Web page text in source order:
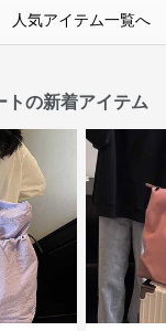
人気アイテム一覧へ
トの新着アイテム